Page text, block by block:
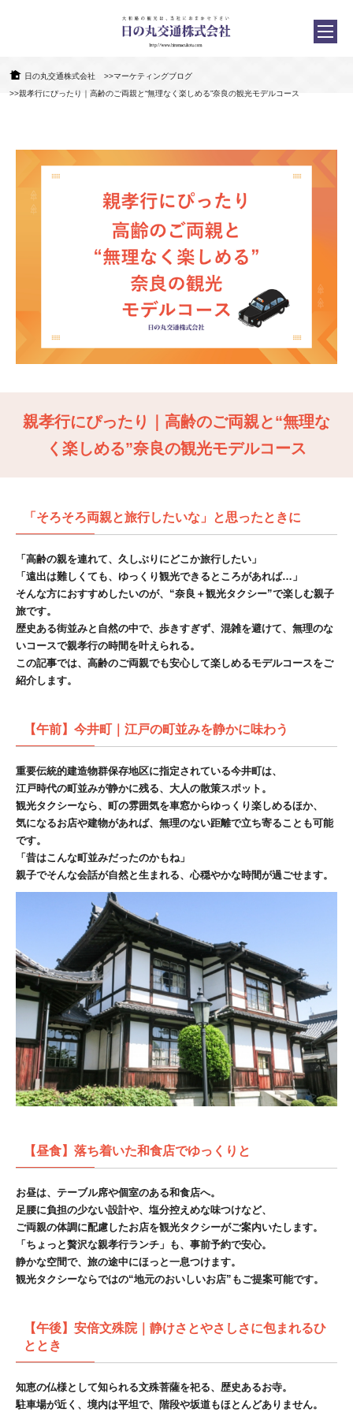
日の丸交通株式会社
>>マーケティングブログ
>>親孝行にぴったり｜高齢のご両親と“無理なく楽しめる”奈良の観光モデルコース
親孝行にぴったり｜高齢のご両親と“無理な
く楽しめる”奈良の観光モデルコース
「そろそろ両親と旅行したいな」と思ったときに
「高齢の親を連れて、久しぶりにどこか旅行したい」
「遠出は難しくても、ゆっくり観光できるところがあれば…」
そんな方におすすめしたいのが、“奈良＋観光タクシー”で楽しむ親子
旅です。
歴史ある街並みと自然の中で、歩きすぎず、混雑を避けて、無理のな
いコースで親孝行の時間を叶えられる。
この記事では、高齢のご両親でも安心して楽しめるモデルコースをご
紹介します。
【午前】今井町｜江戸の町並みを静かに味わう
重要伝統的建造物群保存地区に指定されている今井町は、
江戸時代の町並みが静かに残る、大人の散策スポット。
観光タクシーなら、町の雰囲気を車窓からゆっくり楽しめるほか、
気になるお店や建物があれば、無理のない距離で立ち寄ることも可能
です。
「昔はこんな町並みだったのかもね」
親子でそんな会話が自然と生まれる、心穏やかな時間が過ごせます。
【昼食】落ち着いた和食店でゆっくりと
お昼は、テーブル席や個室のある和食店へ。
足腰に負担の少ない設計や、塩分控えめな味つけなど、
ご両親の体調に配慮したお店を観光タクシーがご案内いたします。
「ちょっと贅沢な親孝行ランチ」も、事前予約で安心。
静かな空間で、旅の途中にほっと一息つけます。
観光タクシーならではの“地元のおいしいお店” もご提案可能です。
【午後】安倍文殊院｜静けさとやさしさに包まれるひ
ととき
知恵の仏様として知られる文殊菩薩を祀る、歴史あるお寺。
駐車場が近く、境内は平坦で、階段や坂道もほとんどありません。